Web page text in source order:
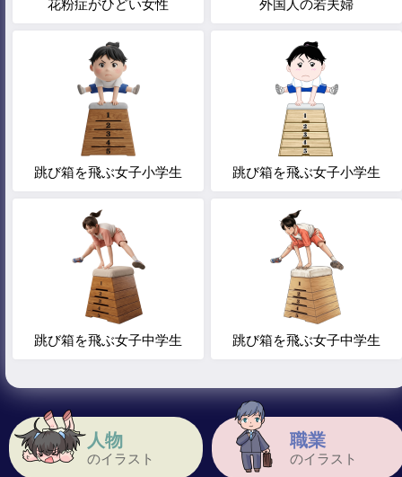
人物
のイラスト
職業
のイラスト
花粉症がひどい女性 外国人の若夫婦
跳び箱を飛ぶ女子小学生 跳び箱を飛ぶ女子小学生
跳び箱を飛ぶ女子中学生 跳び箱を飛ぶ女子中学生